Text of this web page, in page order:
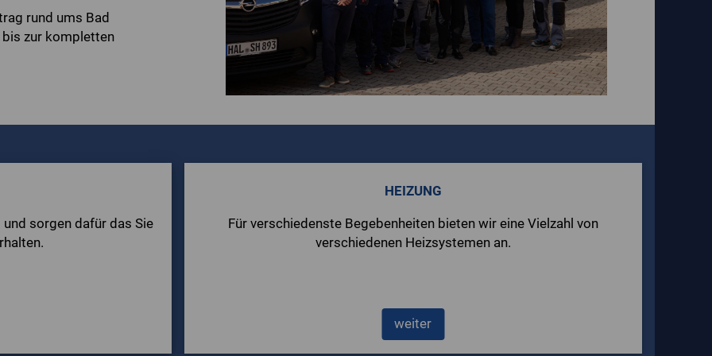
rund ums Bad
bis zur kompletten
sorgen dafür das Sie
HEIZUNG
Für verschiedenste Begebenheiten bieten wir eine Vielzahl von
verschiedenen Heizsystemen an.
weiter